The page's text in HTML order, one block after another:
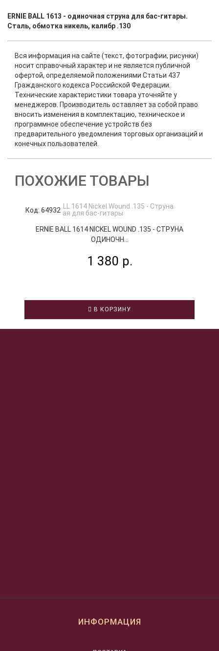
ERNIE BALL 1613 - одиночная струна для бас-гитары.
Сталь, обмотка никель, калибр .130
Вся информация на сайте (текст, фотографии, рисунки)
носит справочный характер и не является публичной
офертой, определяемой положениями Статьи 437
Гражданского кодекса Российской Федерации.
Технические характеристики товара уточняйте у
менеджеров. Производитель оставляет за собой право
вносить изменения в комплектацию, техническое и
программное обеспечение устройств без
предварительного уведомления торговых организаций и
конечных пользователей.
ПОХОЖИЕ ТОВАРЫ
Код: 64932
ERNIE BALL 1614 NICKEL WOUND .135 - СТРУНА
ОДИНОЧН...
1 380 р.
В КОРЗИНУ
ИНФОРМАЦИЯ